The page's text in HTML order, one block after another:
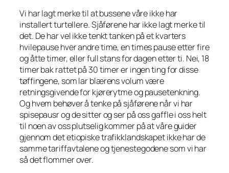
Vi har lagt merke til at bussene våre ikke har
installert turtellere. Sjåførene har ikke lagt merke til
det. De har vel ikke tenkt tanken på et kvarters
hvilepause hver andre time, en times pause etter fire
og åtte timer, eller full stans for dagen etter ti. Nei, 18
timer bak rattet på 30 timer er ingen ting for disse
tøffingene, som lar blærens volum være
retningsgivende for kjørerytme og pausetenkning.
Og hvem behøver å tenke på sjåførene når vi har
spisepausr og de sitter og ser på oss gaffle i oss helt
til noen av oss plutselig kommer på at våre guider
gjennom det etiopiske trafikklandskapet ikke har de
samme tariffavtalene og tjenestegodene som vi har
så det flommer over.